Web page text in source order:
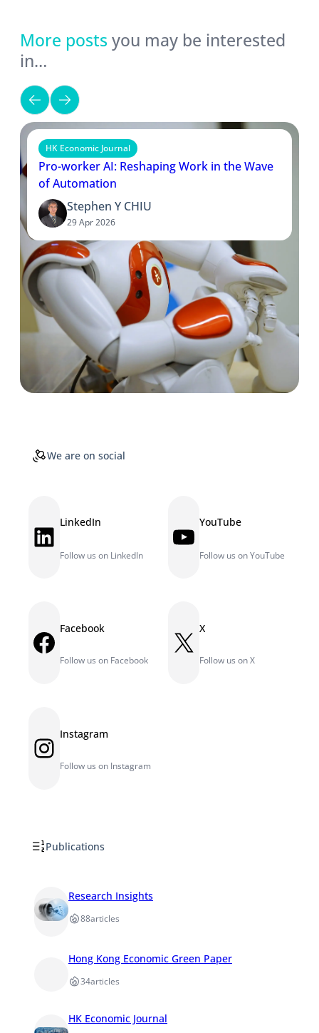
More posts you may be interested
in…
HK Economic Journal
Pro-worker AI: Reshaping Work in the Wave
of Automation
Stephen Y CHIU
29 Apr 2026
We are on social
LinkedIn LinkedIn
Follow us on LinkedIn
YouTube YouTube
Follow us on YouTube
Facebook Facebook
Follow us on Facebook
X X
Follow us on X
Instagram Instagram
Follow us on Instagram
Publications
Research Insights
88articles
Hong Kong Economic Green Paper
34articles
HK Economic Journal